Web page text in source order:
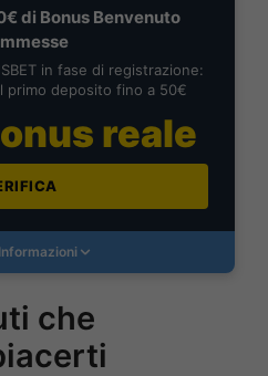
di Bonus Benvenuto
in fase di registrazione:
primo deposito fino a 50€
reale
che